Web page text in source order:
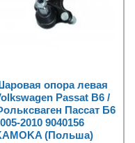
опора левая
Passat B6 /
Пассат Б6
2010 9040156
(Польша)